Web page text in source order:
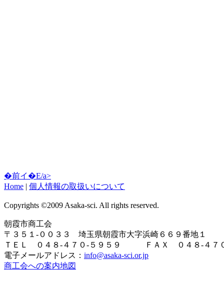
�前イ�E/a>
Home | 個人情報の取扱いについて
Copyrights ©2009 Asaka-sci. All rights reserved.
朝霞市商工会
〒３５１-００３３ 埼玉県朝霞市大字浜崎６６９番地１
ＴＥＬ ０４８-４７０-５９５９ ＦＡＸ ０４８-４７
電子メールアドレス： info@asaka-sci.or.jp
商工会への案内地図